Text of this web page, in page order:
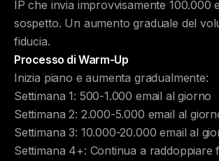
IP che invia improvvisamente 100.000
sospetto. Un aumento graduale del
fiducia.
Processo di Warm-Up
Inizia piano e aumenta gradualmente:
Settimana 1: 500-1.000 email al giorno
Settimana 2: 2.000-5.000 email al
Settimana 3: 10.000-20.000 email al
Settimana 4+: Continua a raddoppiare